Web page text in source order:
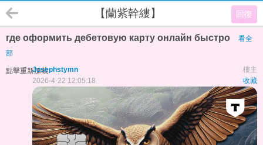
回復
【蘭紫幹縷】
где оформить дебетовую карту онлайн быстро
看全
部
點擊重新加載 樓主
Josephstymn
收藏
2026-4-22 12:05:18